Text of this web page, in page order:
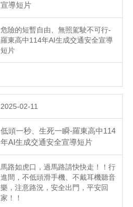
宣導短片
危險的短暫自由、無照駕駛不可行-
羅東高中114年AI生成交通安全宣導
短片
2025-02-11
低頭一秒、生死一瞬-羅東高中114
年AI生成交通安全宣導短片
馬路如虎口，過馬路請快快走！！行
進間，不低頭滑手機、不戴耳機聽音
樂，注意路況，安全出門，平安回
家！！